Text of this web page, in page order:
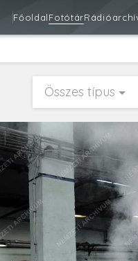
FőoldalFotótár
Összes típus